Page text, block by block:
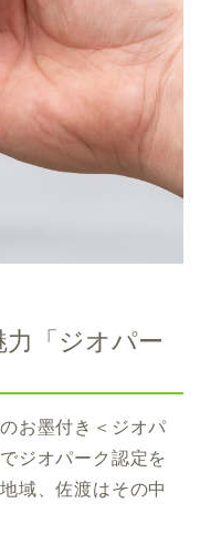
「ジオパー
お墨付き＜ジオパ
ジオパーク認定を
域、佐渡はその中